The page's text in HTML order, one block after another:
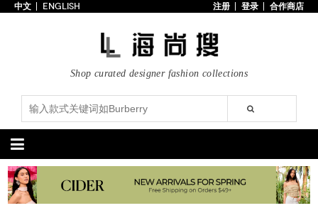
专辑
博客
上线新款
100美元以下
分类精选
包袋 鞋履
中文 ENGLISH 注册 登录 合作商店
Shop curated designer fashion collections